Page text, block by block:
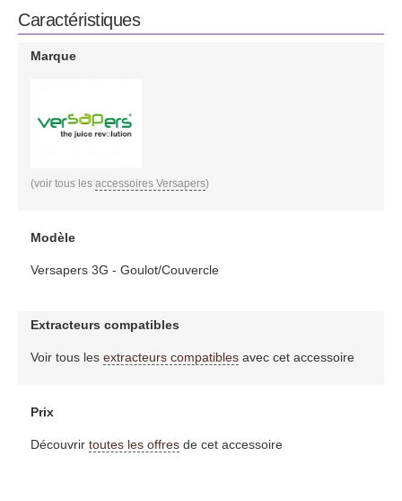
Caractéristiques
Marque
(voir tous les accessoires Versapers)
Modèle
Versapers 3G - Goulot/Couvercle
Extracteurs compatibles
Voir tous les extracteurs compatiblesavec cet accessoire
Prix
Découvrir toutes les offresde cet accessoire